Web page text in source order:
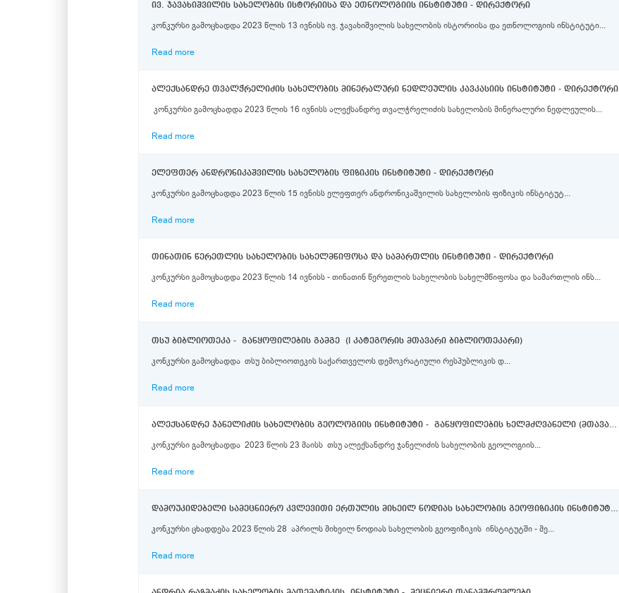
ივ. ჯავახიშვილის სახელობის ისტორიისა და ეთნოლოგიის ინსტიტუტი - დირექტორი
კონკურსი გამოცხადდა 2023 წლის 13 ივნისს ივ. ჯავახიშვილის სახელობის ისტორიისა და ეთნოლოგიის ინსტიტუტი...
Read more
ალექსანდრე თვალჭრელიძის სახელობის მინერალური ნედლეულის კავკასიის ინსტიტუტი - დირექტორი
კონკურსი გამოცხადდა 2023 წლის 16 ივნისს ალექსანდრე თვალჭრელიძის სახელობის მინერალური ნედლეულის...
Read more
ელეფთერ ანდრონიკაშვილის სახელობის ფიზიკის ინსტიტუტი - დირექტორი
კონკურსი გამოცხადდა 2023 წლის 15 ივნისს ელეფთერ ანდრონიკაშვილის სახელობის ფიზიკის ინსტიტუტ...
Read more
თინათინ წერეთლის სახელობის სახელმწიფოსა და სამართლის ინსტიტუტი - დირექტორი
კონკურსი გამოცხადდა 2023 წლის 14 ივნისს - თინათინ წერეთლის სახელობის სახელმწიფოსა და სამართლის ინს...
Read more
თსუ ბიბლიოთეკა - განყოფილების გამგე (I კატეგორის მთავარი ბიბლიოთეკარი)
კონკურსი გამოცხადდა თსუ ბიბლიოთეკის საქართველოს დემოკრატიული რესპუბლიკის დ...
Read more
ალექსანდრე ჯანელიძის სახელობის გეოლოგიის ინსტიტუტი - განყოფილების ხელმძღვანელი (მთავარი მეცნიერი თანამშრომელი, უფროსი მეცნიერი თანამშრომელი)
კონკურსი გამოცხადდა 2023 წლის 23 მაისს თსუ ალექსანდრე ჯანელიძის სახელობის გეოლოგიის...
Read more
დამოუკიდებელი სამეცნიერო კვლევითი ერთულის მიხეილ ნოდიას სახელობის გეოფიზიკის ინსტიტუტი - მეცნიერი თანამშრომელი
კონკურსი ცხადდება 2023 წლის 28 აპრილს მიხეილ ნოდიას სახელობის გეოფიზიკის ინსტიტუტში - მე...
Read more